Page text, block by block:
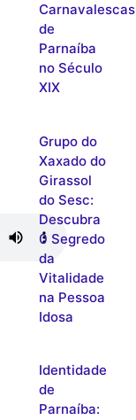
Carnavalescas
de
Parnaíba
no Século
XIX
Grupo do
Xaxado do
Girassol
do Sesc:
Descubra
0 Segredo
da
Vitalidade
na Pessoa
Idosa
Identidade
de
Parnaíba: